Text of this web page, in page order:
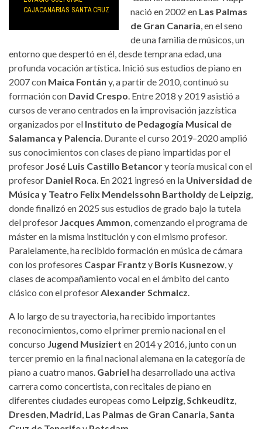
CAJACANARIAS SANTA CRUZ
nació en 2002 en Las Palmas
de Gran Canaria, en el seno
de una familia de músicos, un
entorno que despertó en él, desde temprana edad, una
profunda vocación artística. Inició sus estudios de piano en
2007 con Maica Fontán y, a partir de 2010, continuó su
formación con David Crespo. Entre 2018 y 2019 asistió a
cursos de verano centrados en la improvisación jazzística
organizados por el Instituto de Pedagogía Musical de
Salamanca y Palencia. Durante el curso 2019–2020 amplió
sus conocimientos con clases de piano impartidas por el
profesor José Luis Castillo Betancory teoría musical con el
profesor Daniel Roca. En 2021 ingresó en la Universidad de
Música y Teatro Felix Mendelssohn Bartholdyde Leipzig,
donde finalizó en 2025 sus estudios de grado bajo la tutela
del profesor Jacques Ammon, comenzando el programa de
máster en la misma institución y con el mismo profesor.
Paralelamente, ha recibido formación en música de cámara
con los profesores Caspar Frantz y Boris Kusnezow, y
clases de acompañamiento vocal en el ámbito del canto
clásico con el profesorAlexander Schmalcz.
A lo largo de su trayectoria, ha recibido importantes
reconocimientos, como el primer premio nacional en el
concurso Jugend Musiziert en 2014 y 2016, junto con un
tercer premio en la final nacional alemana en la categoría de
piano a cuatro manos. Gabriel ha desarrollado una activa
carrera como concertista, con recitales de piano en
diferentes ciudades europeas como Leipzig,Schkeuditz,
Dresden, Madrid, Las Palmas de Gran Canaria,Santa